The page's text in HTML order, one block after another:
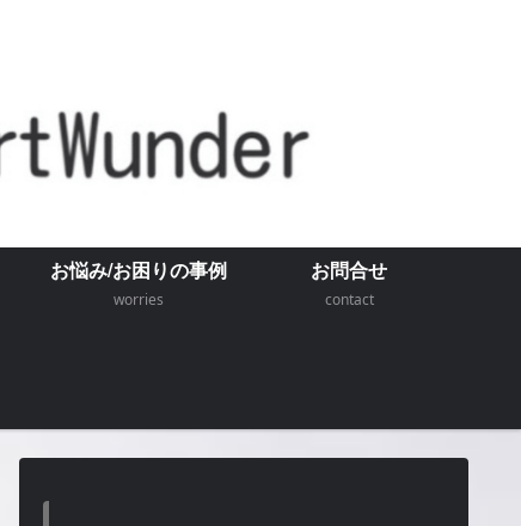
お悩み/お困りの事例
worries
お問合せ
contact